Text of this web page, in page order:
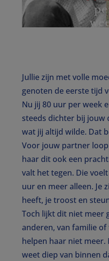
Jullie zijn met volle
genoten de eerste tijd
Nu jij 80 uur per week
steeds dichter bij jouw
wat jij altijd wilde. Dat
Voor jouw partner
haar dit ook een
valt het tegen. Die
uur en meer alleen. Je
heeft, je troost en
Toch lijkt dit niet meer
anderen, van familie
helpen haar niet meer.
weet diep van binnen